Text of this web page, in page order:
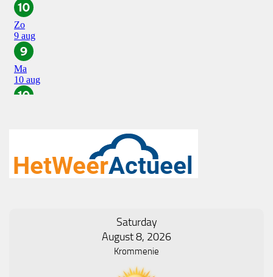
Saturday
August 8, 2026
Krommenie